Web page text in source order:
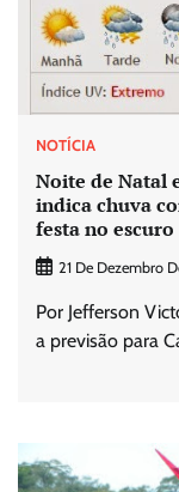
NOTÍCIA
Noite de Natal
indica chuva
festa no escuro
21 De Dezembro
Por Jefferson
a previsão para